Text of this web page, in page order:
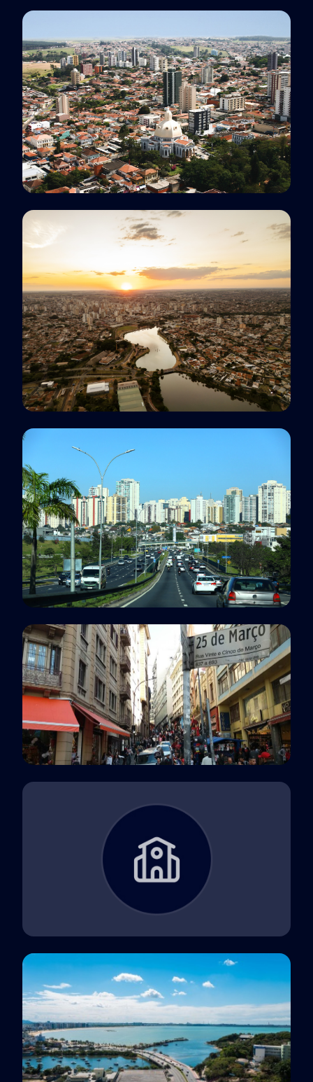
São Carlos, SP
São José do Rio Preto, SP
São José dos Campos, SP
Polo EaD
Sem Polo, SP